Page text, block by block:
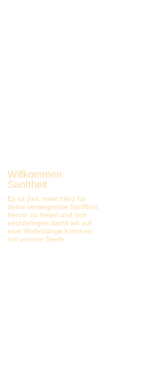
Willkommen
Sanftheit
Es ist Zeit, mein Herz für
deine verwegenste Sanftheit
hervor zu treten und sich
einzubringen damit wir auf
eine Wellenlänge kommen
mit unserer Seele